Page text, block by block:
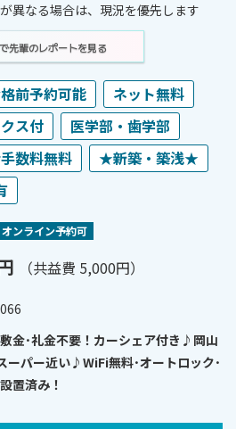
異なる場合は、現況を優先します
先輩のレポートを見る
前予約可能
ネット無料
ス付
医学部・歯学部
数料無料
★新築・築浅★
オンライン予約可
（共益費 5,000円）
金･礼金不要！カーシェア付き♪岡山
ーパー近い♪WiFi無料･オートロック･
置済み！